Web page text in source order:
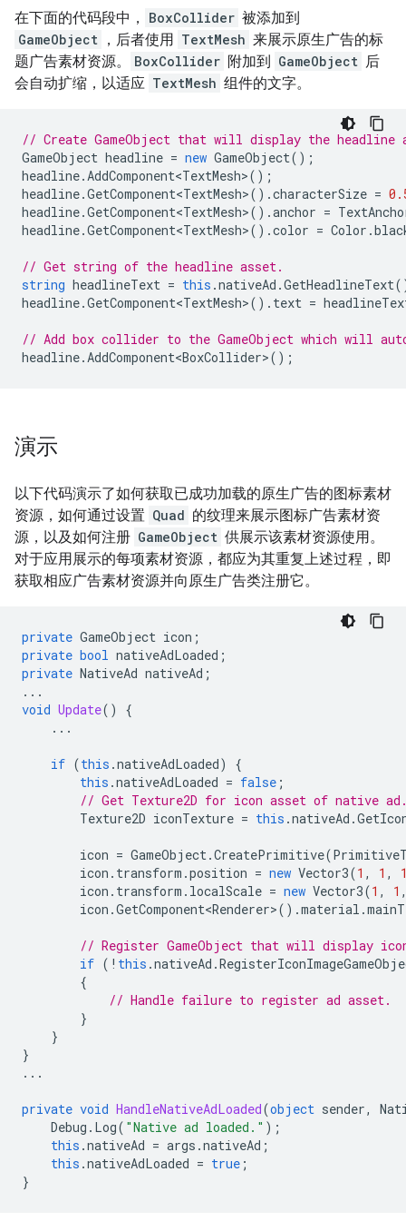
在下面的代码段中， BoxCollider 被添加到
GameObject ，后者使用 TextMesh 来展示原生广告的标
题广告素材资源。
BoxCollider 附加到 GameObject 后
会自动扩缩，以适应 TextMesh 组件的文字。
// Create GameObject that will display the headline
GameObject headline = new GameObject();
headline.AddComponent<TextMesh>();
headline.GetComponent<TextMesh>().characterSize =
headline.GetComponent<TextMesh>().anchor =
headline.GetComponent<TextMesh>().color = Color .
// Get string of the headline asset.
string headlineText = this .nativeAd .GetHeadlineText
headline.GetComponent<TextMesh>(). text =
// Add box collider to the GameObject which will
headline.AddComponent<BoxCollider>();
演示
以下代码演示了如何获取已成功加载的原生广告的图标素材
资源，如何通过设置 Quad 的纹理来展示图标广告素材资
源，以及如何注册 GameObject 供展示该素材资源使用。
对于应用展示的每项素材资源，都应为其重复上述过程，即
获取相应广告素材资源并向原生广告类注册它。
private GameObject icon ;
private bool nativeAdLoaded ;
private NativeAd nativeAd ;
...
void Update()
{
...
if (this .nativeAdLoaded)
{
this .nativeAdLoaded = false ;
// Get Texture2D for icon asset of native
Texture2D iconTexture = this .nativeAd .
icon = GameObject.CreatePrimitive(
icon . transform .position = new Vector3(1 , 1 ,
icon . transform . localScale = new Vector3(1 , 1
icon .GetComponent<Renderer>().material .
// Register GameObject that will display
if ( ! this .nativeAd .
{
// Handle failure to register ad asset.
}
}
}
...
private void HandleNativeAdLoaded(object sender,
Debug . Log( "Native ad loaded." );
this .nativeAd = args .nativeAd ;
this .nativeAdLoaded = true ;
}